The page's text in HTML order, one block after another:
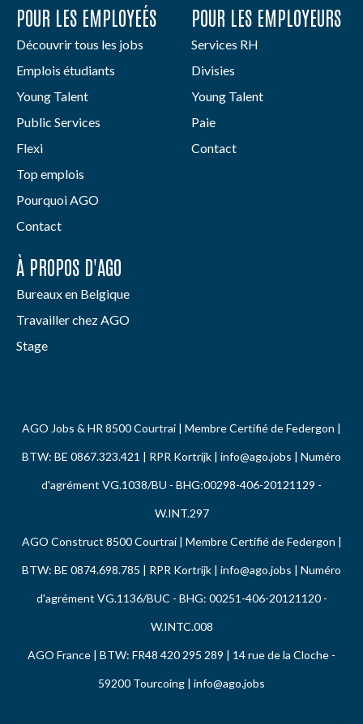
POUR LES EMPLOYEÉS
Découvrir tous les jobs
Emplois étudiants
Young Talent
Public Services
Flexi
Top emplois
Pourquoi AGO
Contact
POUR LES EMPLOYEURS
Services RH
Divisies
Young Talent
Paie
Contact
À PROPOS D'AGO
Bureaux en Belgique
Travailler chez AGO
Stage
AGO Jobs & HR 8500 Courtrai | Membre Certifié de Federgon |
BTW: BE 0867.323.421 | RPR Kortrijk | info@ago.jobs | Numéro
d'agrément VG.1038/BU - BHG:00298-406-20121129 -
W.INT.297
AGO Construct 8500 Courtrai | Membre Certifié de Federgon |
BTW: BE 0874.698.785 | RPR Kortrijk | info@ago.jobs | Numéro
d'agrément VG.1136/BUC - BHG: 00251-406-20121120 -
W.INTC.008
AGO France | BTW: FR48 420 295 289 | 14 rue de la Cloche -
59200 Tourcoing | info@ago.jobs